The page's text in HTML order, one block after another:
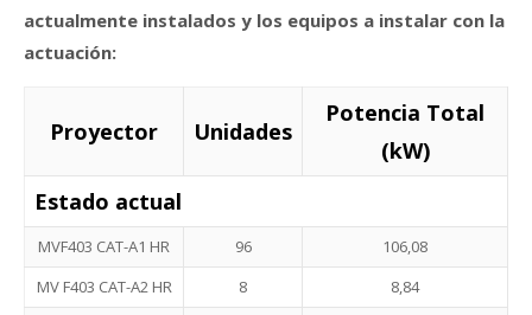
actualmente instalados y los equipos a instalar con la
actuación:
Proyector Unidades
Potencia Total
(kW)
Estado actual
MVF403 CAT-A1 HR 96
106,08
MV F403 CAT-A2 HR
8
8,84